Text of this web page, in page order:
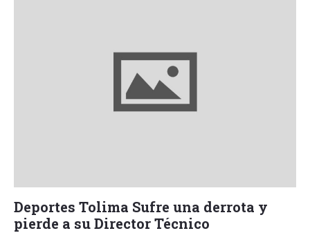
Deportes Tolima Sufre una derrota y
pierde a su Director Técnico